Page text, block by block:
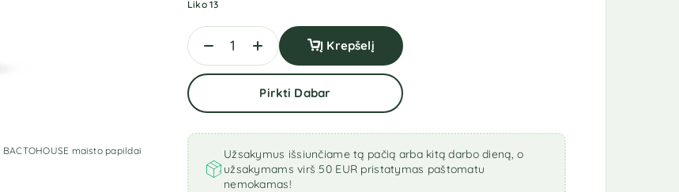
BACTOHOUSE maisto papildai
Liko 13
Į Krepšelį
Pirkti Dabar
Užsakymus išsiunčiame tą pačią arba kitą darbo dieną, o
užsakymams virš 50 EUR pristatymas paštomatu
nemokamas!